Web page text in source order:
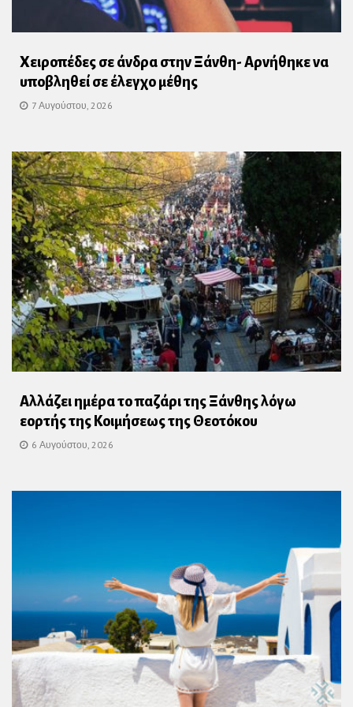
Χειροπέδες σε άνδρα στην Ξάνθη- Αρνήθηκε να
υποβληθεί σε έλεγχο μέθης
7 Αυγούστου, 2026
Αλλάζει ημέρα το παζάρι της Ξάνθης λόγω
εορτής της Κοιμήσεως της Θεοτόκου
6 Αυγούστου, 2026